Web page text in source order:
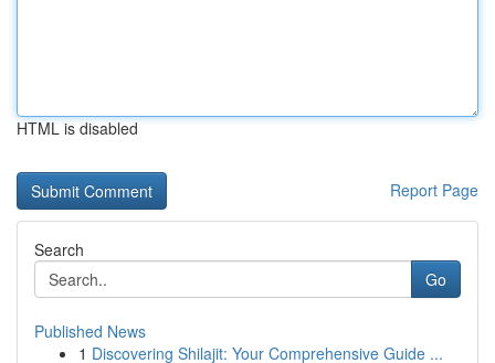
HTML is disabled
Report Page
Search
Go
Published News
1 Discovering Shilajit: Your Comprehensive Guide ...